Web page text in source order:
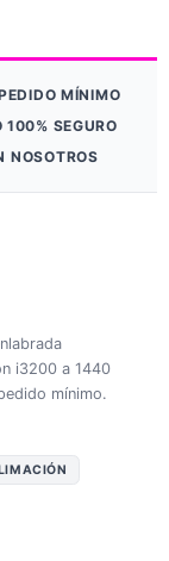
MÍNIMO
100% SEGURO
NOSOTROS
i3200 a 1440
mínimo.